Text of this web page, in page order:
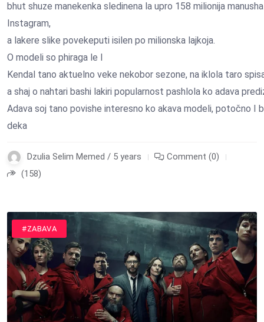
bhut shuze manekenka sledinena la upro 158 milionija
Instagram,
a lakere slike povekeputi isilen po milionska lajkoja.
O modeli so phiraga le I
Kendal tano aktuelno veke nekobor sezone, na iklola taro
a shaj o nahtari bashi lakiri popularnost pashlola ko adava
Adava soj tano povishe interesno ko akava modeli, potočno I
deka
Dzulia Selim Memed / 5 years
Comment (0)
(158)
#ZABAVA